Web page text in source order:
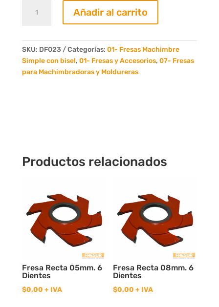
Extra
con
Bajofondo
Recto
Añadir al carrito
SKU: DF023 Categorías: 01- Fresas Machimbre
Simple con bisel, 01- Fresas y Accesorios, 07- Fresas
para Machimbradoras y Moldureras
Productos relacionados
Fresa Recta 05mm. 6
Dientes
$0,00 + IVA
Fresa Recta 08mm. 6
Dientes
$0,00 + IVA